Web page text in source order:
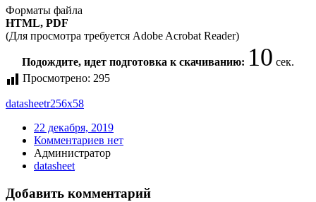
Форматы файла
HTML, PDF
(Для просмотра требуется Adobe Acrobat Reader)
Подождите, идет подготовка к скачиванию:9сек.
Просмотрено: 295
datasheetr256x58
22 декабря, 2019
Комментариев нет
Администратор
datasheet
Добавить комментарий